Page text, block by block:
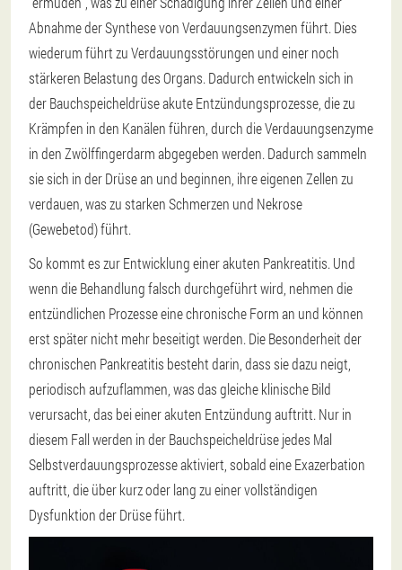
Abnahme der Synthese von Verdauungsenzymen führt. Dies
wiederum führt zu Verdauungsstörungen und einer noch
stärkeren Belastung des Organs. Dadurch entwickeln sich in
der Bauchspeicheldrüse akute Entzündungsprozesse, die zu
Krämpfen in den Kanälen führen, durch die Verdauungsenzyme
in den Zwölffingerdarm abgegeben werden. Dadurch sammeln
sie sich in der Drüse an und beginnen, ihre eigenen Zellen zu
verdauen, was zu starken Schmerzen und Nekrose
(Gewebetod) führt.
So kommt es zur Entwicklung einer akuten Pankreatitis. Und
wenn die Behandlung falsch durchgeführt wird, nehmen die
entzündlichen Prozesse eine chronische Form an und können
erst später nicht mehr beseitigt werden. Die Besonderheit der
chronischen Pankreatitis besteht darin, dass sie dazu neigt,
periodisch aufzuflammen, was das gleiche klinische Bild
verursacht, das bei einer akuten Entzündung auftritt. Nur in
diesem Fall werden in der Bauchspeicheldrüse jedes Mal
Selbstverdauungsprozesse aktiviert, sobald eine Exazerbation
auftritt, die über kurz oder lang zu einer vollständigen
Dysfunktion der Drüse führt.